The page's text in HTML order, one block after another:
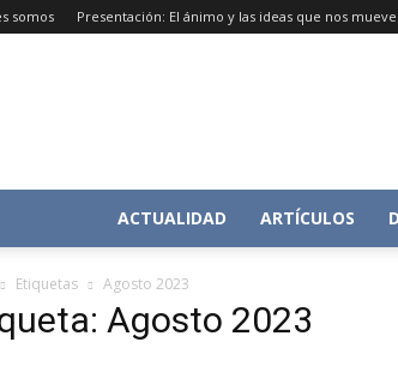
somos Presentación: El ánimo y las ideas que nos
ACTUALIDAD ARTÍCULOS
Etiquetas Agosto 2023
Agosto 2023